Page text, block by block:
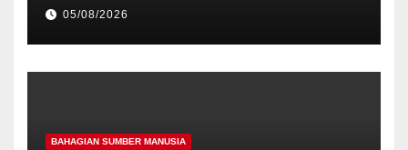
Holistik
05/08/2026
BAHAGIAN SUMBER MANUSIA